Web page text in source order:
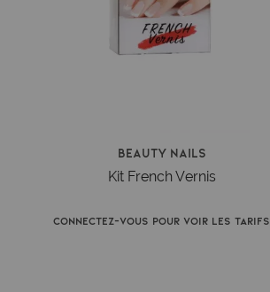
Beauty Nails
Kit French Vernis
Connectez-vous pour voir les tarifs